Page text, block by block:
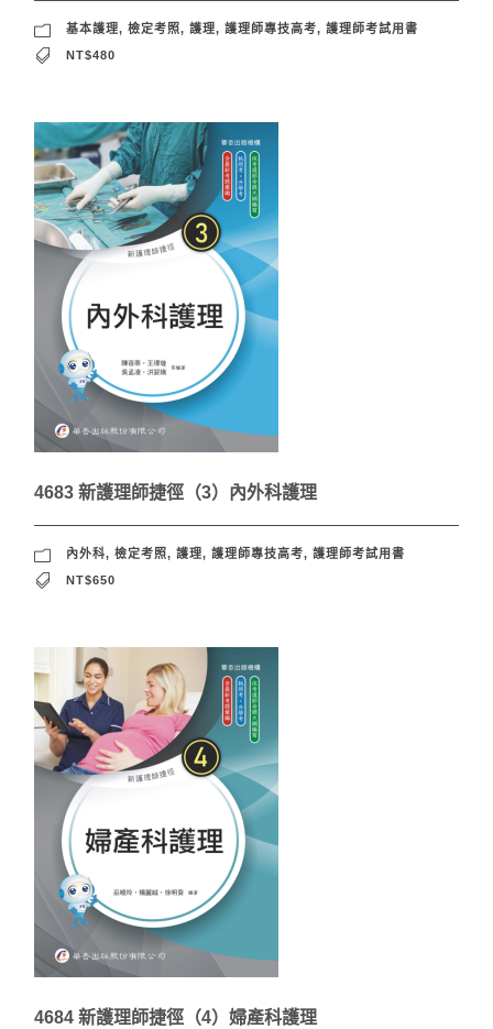
基本護理, 檢定考照, 護理, 護理師專技高考, 護理師考試用書
NT$480
4683 新護理師捷徑（3）內外科護理
內外科, 檢定考照, 護理, 護理師專技高考, 護理師考試用書
NT$650
4684 新護理師捷徑（4）婦產科護理